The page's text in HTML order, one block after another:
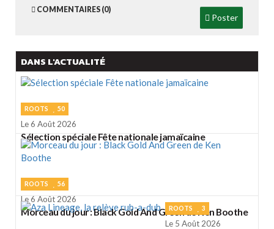
COMMENTAIRES (0)
Poster
DANS L'ACTUALITÉ
ROOTS 50
Le 6 Août 2026
Sélection spéciale Fête nationale jamaïcaine
ROOTS 56
Le 6 Août 2026
Morceau du jour : Black Gold And Green de Ken Boothe
ROOTS 3
Le 5 Août 2026